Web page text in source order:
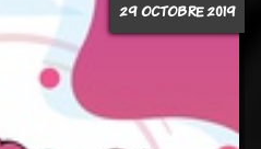
29 OCTOBRE 2019